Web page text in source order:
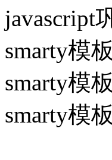
javascript
smarty模
smarty模
smarty模